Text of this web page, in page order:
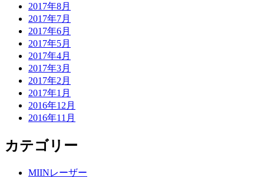
2017年8月
2017年7月
2017年6月
2017年5月
2017年4月
2017年3月
2017年2月
2017年1月
2016年12月
2016年11月
カテゴリー
MIINレーザー